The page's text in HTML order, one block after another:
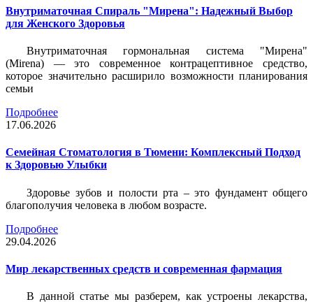
Внутриматочная Спираль "Мирена": Надежный Выбор
для Женского Здоровья
Внутриматочная гормональная система "Мирена"
(Mirena) — это современное контрацептивное средство,
которое значительно расширило возможности планирования
семьи
Подробнее
17.06.2026
Семейная Стоматология в Тюмени: Комплексный Подход
к Здоровью Улыбки
Здоровье зубов и полости рта – это фундамент общего
благополучия человека в любом возрасте.
Подробнее
29.04.2026
Мир лекарственных средств и современная фармация
В данной статье мы разберем, как устроены лекарства,